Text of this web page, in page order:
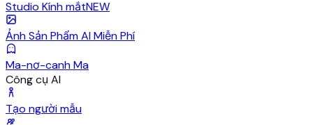
Studio Kính mắtNEW
Ảnh Sản Phẩm AI Miễn Phí
Ma-nơ-canh Ma
Công cụ AI
Tạo người mẫu